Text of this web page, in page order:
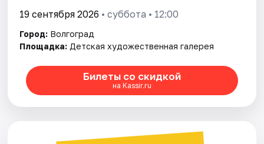
Артисты
Рейтинги
19 сентября 2026 • суббота • 12:00
Город: Волгоград
Площадка: Детская художественная галерея
Билеты со скидкой
на Kassir.ru